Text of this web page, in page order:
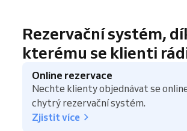
Rezervační systém,
kterému se klienti
Online rezervace
Nechte klienty objednávat se
chytrý rezervační systém.
Zjistit více